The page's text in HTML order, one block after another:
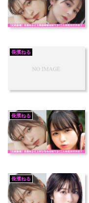
長濱ねる
長濱ねる
長濱ねる